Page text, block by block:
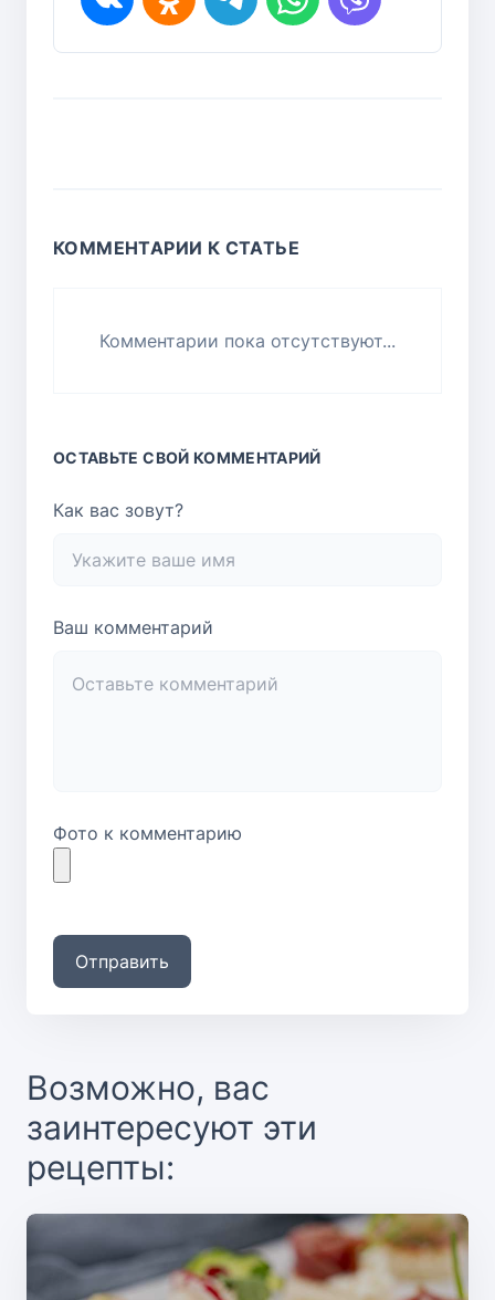
КОММЕНТАРИИ К СТАТЬЕ
Комментарии пока отсутствуют...
ОСТАВЬТЕ СВОЙ КОММЕНТАРИЙ
Как вас зовут?
Ваш комментарий
Фото к комментарию
Отправить
Возможно, вас
заинтересуют эти
рецепты: